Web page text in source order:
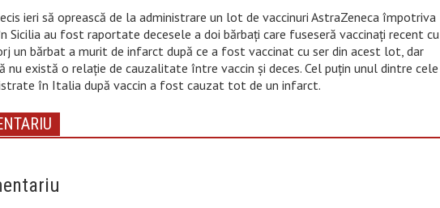
ieri să oprească de la administrare un lot de vaccinuri AstraZeneca împotriva
Sicilia au fost raportate decesele a doi bărbați care fuseseră vaccinați recent cu
un bărbat a murit de infarct după ce a fost vaccinat cu ser din acest lot, dar
nu există o relație de cauzalitate între vaccin și deces. Cel puțin unul dintre cele
în Italia după vaccin a fost cauzat tot de un infarct.